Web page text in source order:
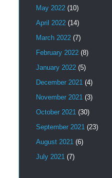
May 2022 (10)
April 2022 (14)
March 2022 (7)
February 2022 (8)
January 2022 (5)
December 2021 (4)
November 2021 (3)
October 2021 (30)
September 2021 (23)
August 2021 (6)
July 2021 (7)